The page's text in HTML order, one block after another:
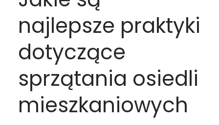
najlepsze praktyki
dotyczące
sprzątania osiedli
mieszkaniowych